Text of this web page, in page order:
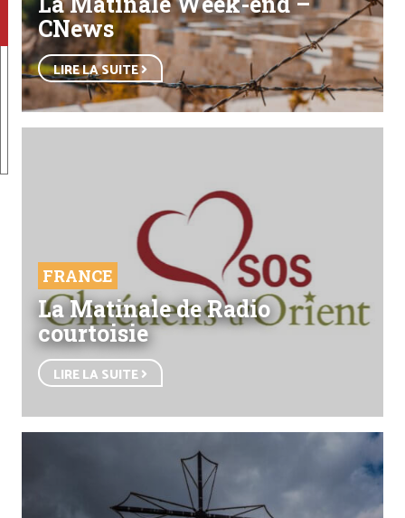
CNews
LIRE LA SUITE
FRANCE
La Matinale de Radio
courtoisie
LIRE LA SUITE